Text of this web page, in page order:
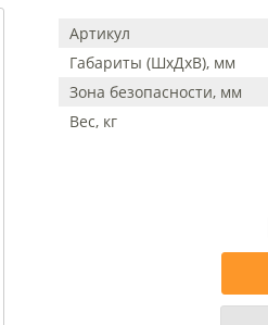
Артикул
Габариты (ШхДхВ), мм
Зона безопасности, мм
Вес, кг